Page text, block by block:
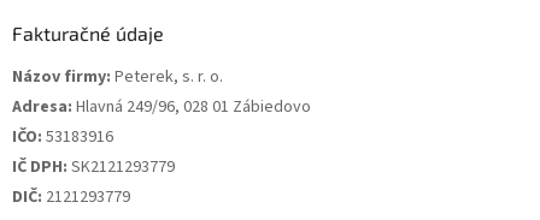
Fakturačné údaje
Názov firmy: Peterek, s. r. o.
Adresa: Hlavná 249/96, 028 01 Zábiedovo
IČO: 53183916
IČ DPH: SK2121293779
DIČ: 2121293779